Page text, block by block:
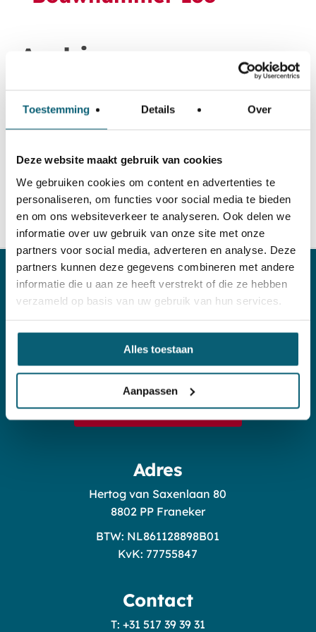
Toestemming Details Over
Deze website maakt gebruik van cookies
We gebruiken cookies om content en advertenties te
personaliseren, om functies voor social media te bieden
en om ons websiteverkeer te analyseren. Ook delen we
informatie over uw gebruik van onze site met onze
partners voor social media, adverteren en analyse. Deze
partners kunnen deze gegevens combineren met andere
informatie die u aan ze heeft verstrekt of die ze hebben
verzameld op basis van uw gebruik van hun services.
Alles toestaan
Aanpassen
Archives
Laat De Waard u
helpen
We helpen u graag met alle zaken
rondom uw (toekomstige) huis.
Neem contact met ons op
Adres
Hertog van Saxenlaan 80
8802 PP Franeker
BTW: NL861128898B01
KvK: 77755847
Contact
T: +31 517 39 39 31